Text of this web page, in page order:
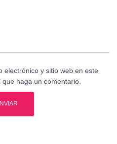
electrónico y sitio web en este
haga un comentario.